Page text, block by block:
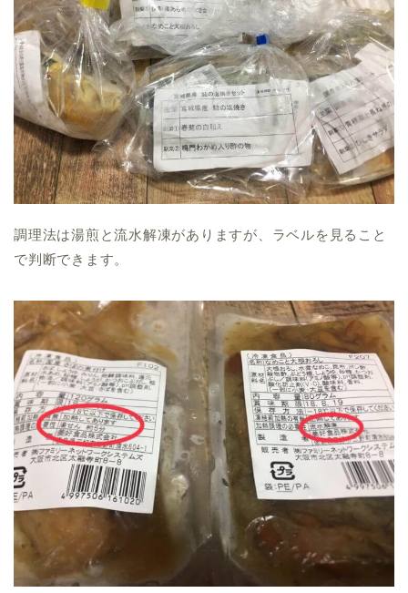
調理法は湯煎と流水解凍がありますが、ラベルを見ること
で判断できます。